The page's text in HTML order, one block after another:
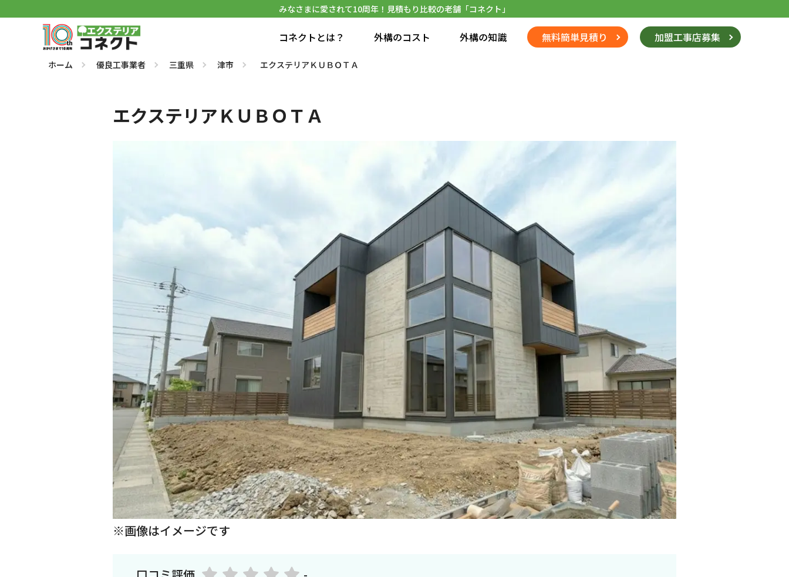
みなさまに愛されて10周年！見積もり比較の老舗「コネクト」
コネクトとは？ 外構のコスト 外構の知識 無料簡単見積り 加盟工事店募集
ホーム 優良工事業者 三重県 津市 エクステリアＫＵＢＯＴＡ
エクステリアＫＵＢＯＴＡ
※画像はイメージです